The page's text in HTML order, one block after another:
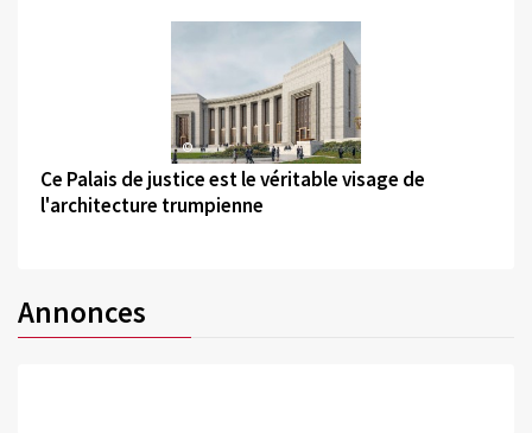
©
Ce Palais de justice est le véritable visage de
l'architecture trumpienne
Annonces